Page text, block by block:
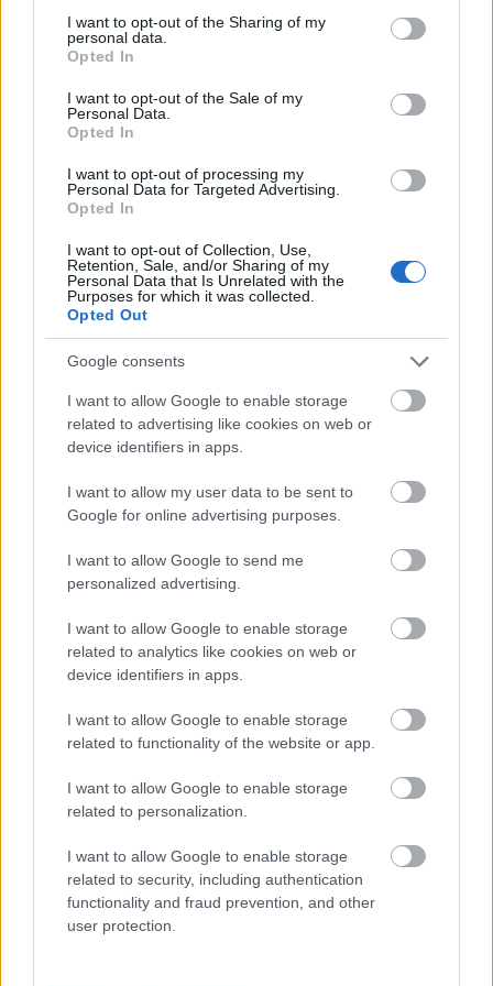
not limited to your visit or usage behaviour. You may click to
grant or deny consent to Google and its third-party tags to
use your data for below specified purposes in below Google
consent section.
I want to opt-out of the Sharing of my
personal data.
Opted In
I want to opt-out of the Sale of my
Personal Data.
Opted In
I want to opt-out of processing my
Personal Data for Targeted Advertising.
Opted In
I want to opt-out of Collection, Use,
Retention, Sale, and/or Sharing of my
Personal Data that Is Unrelated with the
Purposes for which it was collected.
Opted Out
Google consents
I want to allow Google to enable storage
related to advertising like cookies on web or
device identifiers in apps.
I want to allow my user data to be sent to
Google for online advertising purposes.
I want to allow Google to send me
personalized advertising.
I want to allow Google to enable storage
related to analytics like cookies on web or
device identifiers in apps.
I want to allow Google to enable storage
related to functionality of the website or app.
I want to allow Google to enable storage
related to personalization.
I want to allow Google to enable storage
related to security, including authentication
functionality and fraud prevention, and other
user protection.
s
13 éve
tartunk el, baszod. Te meg velünk baszol ki, te
istenverte hülye majom. Nem orbán osztja neked a
lóvét, hanem mi. Felfogtad?
Lord_Valdez
13 éve
@Vidéki:
Méééég Vidéki elvtárs!
Azt is magyarázd meg, hogy miért nem lehet a
kiadásokat visszafogni!
Mondd el nekünk, hogy a stadionépítés miért
stratégiai érdek! Miért kell összeomlasztani a
Légyszí, légyszí, légyszí!
13 éve
@Vidéki: Azért az arcod jó lenne ha kisebbre
vennéd, mert ha olyan messze laknál, mint
amekkora barom vagy , soha nem érnél haza te lelki
Ezért több szerénységet és tényeket, mert eleget
hazudoztál már itt, te seggnyaló .
Mad Mind
13 éve